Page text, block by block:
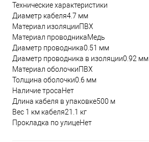
Технические характеристики
Диаметр кабеля4.7 мм
Материал изоляцииПВХ
Материал проводникаМедь
Диаметр проводника0.51 мм
Диаметр проводника в изоляции0.92 мм
Материал оболочкиПВХ
Толщина оболочки0.6 мм
Наличие тросаНет
Длина кабеля в упаковке500 м
Вес 1 км кабеля21.1 кг
Прокладка по улицеНет